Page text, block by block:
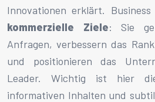
Innovationen erklärt.
kommerzielle Ziele: Sie
Anfragen, verbessern das
und positionieren das
Leader. Wichtig ist hier
informativen Inhalten und